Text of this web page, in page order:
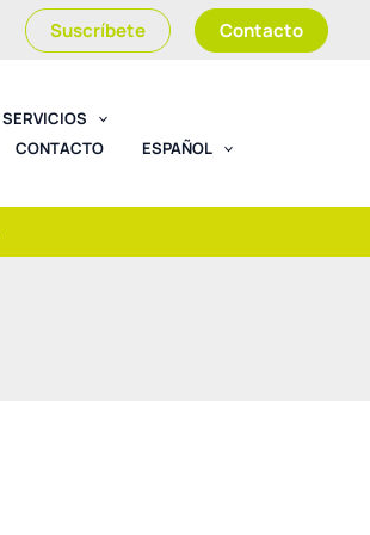
Suscríbete Contacto
SERVICIOS
CONTACTO ESPAÑOL